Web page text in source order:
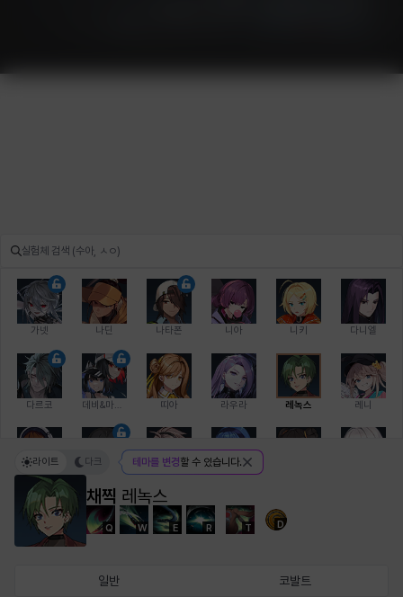
가넷 나딘 나타폰 니아 니키 다니엘
다르코 띠아 라우라 레녹스 레니
레온 루크 르노어
채찍 레녹스
Q W E R T D
라이트 다크 테마를 변경할 수 있습니다.
일반 코발트